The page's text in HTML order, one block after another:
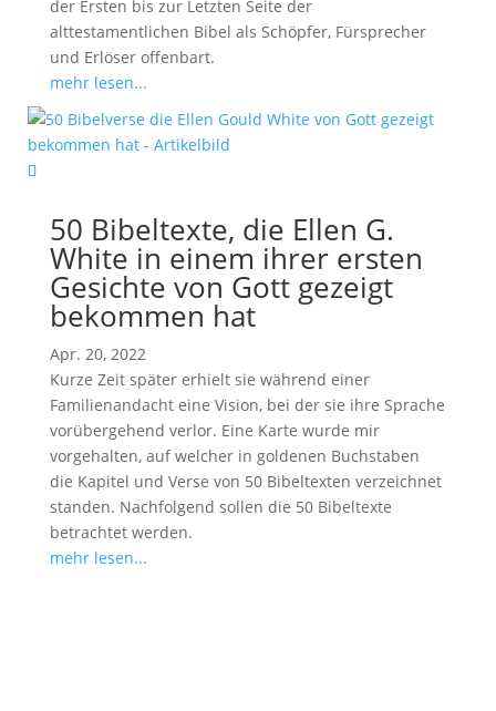
der Ersten bis zur Letzten Seite der
alttestamentlichen Bibel als Schöpfer, Fürsprecher
und Erlöser offenbart.
mehr lesen...
50 Bibeltexte, die Ellen G.
White in einem ihrer ersten
Gesichte von Gott gezeigt
bekommen hat
Apr. 20, 2022
Kurze Zeit später erhielt sie während einer
Familienandacht eine Vision, bei der sie ihre Sprache
vorübergehend verlor. Eine Karte wurde mir
vorgehalten, auf welcher in goldenen Buchstaben
die Kapitel und Verse von 50 Bibeltexten verzeichnet
standen. Nachfolgend sollen die 50 Bibeltexte
betrachtet werden.
mehr lesen...